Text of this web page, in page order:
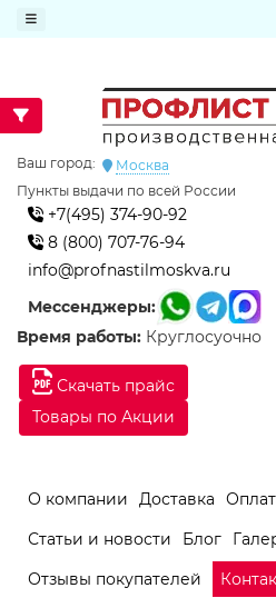
Скачать прайс
Товары по Акции
Ваш город:
Москва
Пункты выдачи по всей России
+7(495) 374-90-92
8 (800) 707-76-94
info@profnastilmoskva.ru
Мессенджеры:
Время работы: Круглосуочно
О компании Доставка
Статьи и новости
Блог
Отзывы покупателей